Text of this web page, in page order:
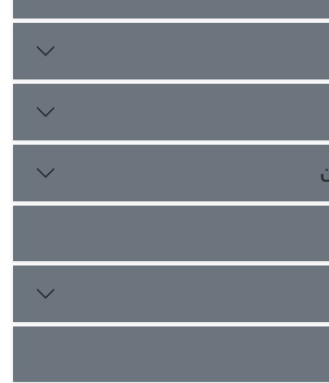
با دیدگاه کلامی و حکمی، به روش توصیفی تحلیلی،
حدیث مذکور و تحلیل شئون مختلف امامت،
ولایت تنها شأنی است که بهعنوان حجت، به معنای
داشته و در هر زمان تنها در یک فرد از اولیای
تفویض به دو فرد در زمان واحد نیست.